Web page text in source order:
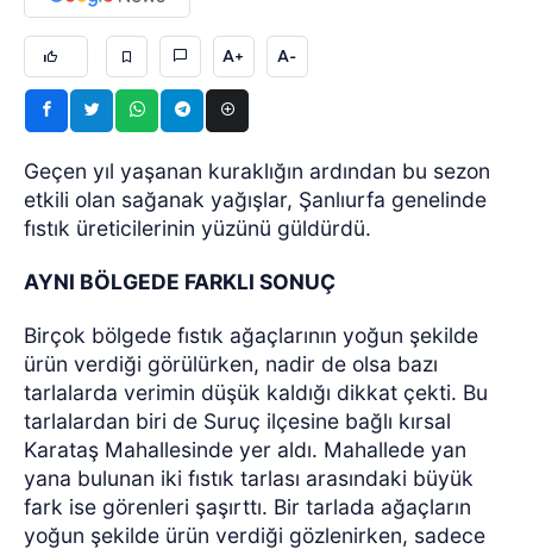
A+ A-
Geçen yıl yaşanan kuraklığın ardından bu sezon
etkili olan sağanak yağışlar, Şanlıurfa genelinde
fıstık üreticilerinin yüzünü güldürdü.
AYNI BÖLGEDE FARKLI SONUÇ
Birçok bölgede fıstık ağaçlarının yoğun şekilde
ürün verdiği görülürken, nadir de olsa bazı
tarlalarda verimin düşük kaldığı dikkat çekti. Bu
tarlalardan biri de Suruç ilçesine bağlı kırsal
Karataş Mahallesinde yer aldı. Mahallede yan
yana bulunan iki fıstık tarlası arasındaki büyük
fark ise görenleri şaşırttı. Bir tarlada ağaçların
yoğun şekilde ürün verdiği gözlenirken, sadece